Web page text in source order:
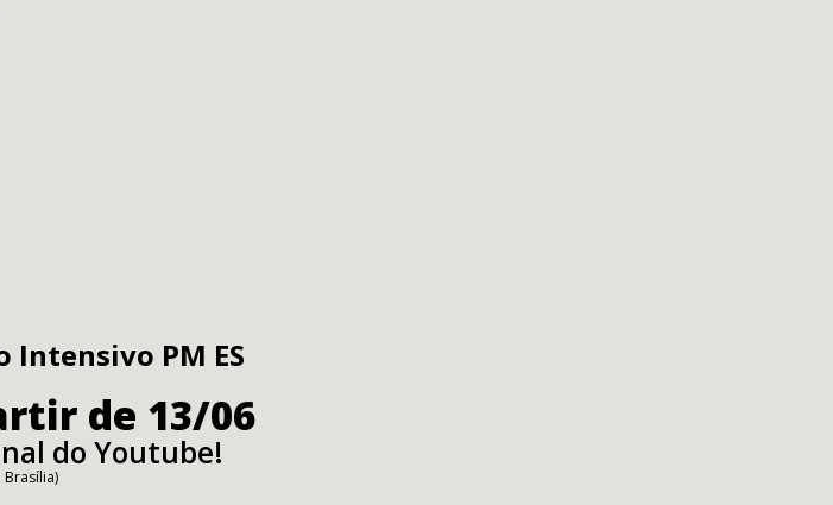
Intensivo PM ES
de 13/06
do Youtube!